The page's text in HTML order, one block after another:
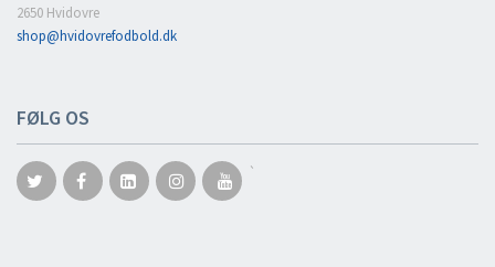
2650 Hvidovre
shop@hvidovrefodbold.dk
FØLG OS
`